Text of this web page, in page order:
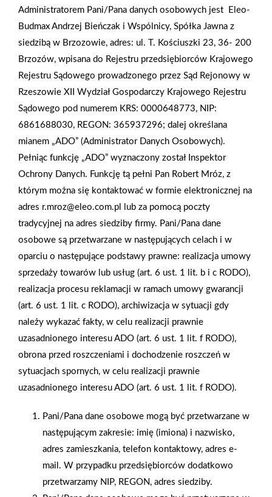
2024-06-03
Grupa Polbudrol w
rozwijających się firm w
Polsce – Diamenty
Forbes 2024
2024-06-03
Grupa Polbudrol
Diamenty Forbes 2024
2024-05-24
30-lecie firmy GIPS
BUD z Torunia
2024-05-23
Plany oraz nowy format
sklepów PSB Mrówka
Express
Administratorem Pani/Pana danych osobowych jest Eleo-
Budmax Andrzej Bieńczak i Wspólnicy, Spółka Jawna z
siedzibą w Brzozowie, adres: ul. T. Kościuszki 23, 36- 200
Brzozów, wpisana do Rejestru przedsiębiorców Krajowego
Rejestru Sądowego prowadzonego przez Sąd Rejonowy w
Rzeszowie XII Wydział Gospodarczy Krajowego Rejestru
Sądowego pod numerem KRS: 0000648773, NIP:
6861688030, REGON: 365937296; dalej określana
mianem „ADO” (Administrator Danych Osobowych).
Pełniąc funkcję „ADO” wyznaczony został Inspektor
Ochrony Danych. Funkcję tą pełni Pan Robert Mróz, z
którym można się kontaktować w formie elektronicznej na
adres r.mroz@eleo.com.pl lub za pomocą poczty
tradycyjnej na adres siedziby firmy. Pani/Pana dane
osobowe są przetwarzane w następujących celach i w
oparciu o następujące podstawy prawne: realizacja umowy
sprzedaży towarów lub usług (art. 6 ust. 1 lit. b i c RODO),
realizacja procesu reklamacji w ramach umowy gwarancji
(art. 6 ust. 1 lit. c RODO), archiwizacja w sytuacji gdy
należy wykazać fakty, w celu realizacji prawnie
uzasadnionego interesu ADO (art. 6 ust. 1 lit. f RODO),
obrona przed roszczeniami i dochodzenie roszczeń w
sytuacjach spornych, w celu realizacji prawnie
uzasadnionego interesu ADO (art. 6 ust. 1 lit. f RODO).
Pani/Pana dane osobowe mogą być przetwarzane w
następującym zakresie: imię (imiona) i nazwisko,
adres zamieszkania, telefon kontaktowy, adres e-
mail. W przypadku przedsiębiorców dodatkowo
przetwarzamy NIP, REGON, adres siedziby.